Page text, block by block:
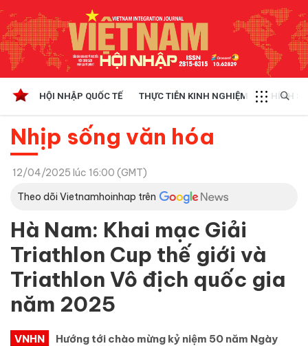
HỘI NHẬP QUỐC TẾ THỰC TIỄN KINH NGHIỆM CHÍNH
Nhịp sống văn hóa
12/04/2025 lúc 16:00 (GMT)
Theo dõi Vietnamhoinhap trên
Hà Nam: Khai mạc Giải
Triathlon Cup thế giới và
Triathlon Vô địch quốc gia
năm 2025
VNHN
Hướng tới chào mừng kỷ niệm 50 năm Ngày